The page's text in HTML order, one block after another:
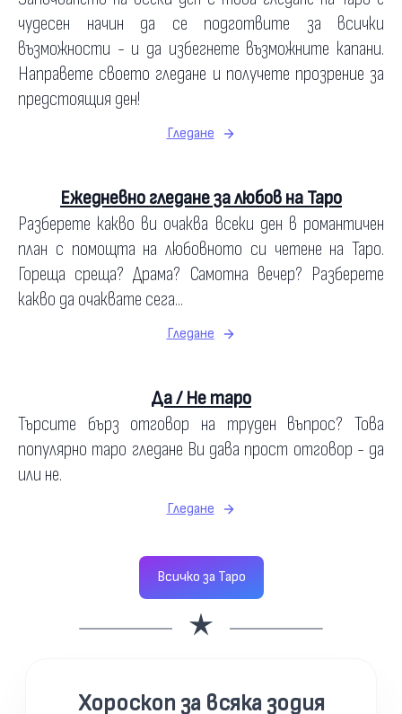
чудесен начин да се подготвите за всички
възможности - и да избегнете възможните капани.
Направете своето гледане и получете прозрение за
предстоящия ден!
Гледане
Ежедневно гледане за любов на Таро
Разберете какво ви очаква всеки ден в романтичен
план с помощта на любовното си четене на Таро.
Гореща среща? Драма? Самотна вечер? Разберете
какво да очаквате сега...
Гледане
Да / Не таро
Търсите бърз отговор на труден въпрос? Това
популярно таро гледане Ви дава прост отговор - да
или не.
Гледане
Всичко за Таро
Хороскоп за всяка зодия